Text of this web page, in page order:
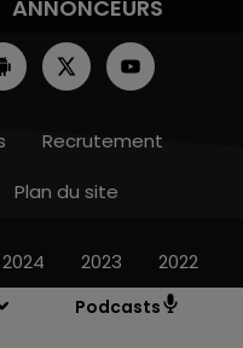
Podcasts
ANNONCEURS
Recrutement
Plan du site
2024 2023 2022